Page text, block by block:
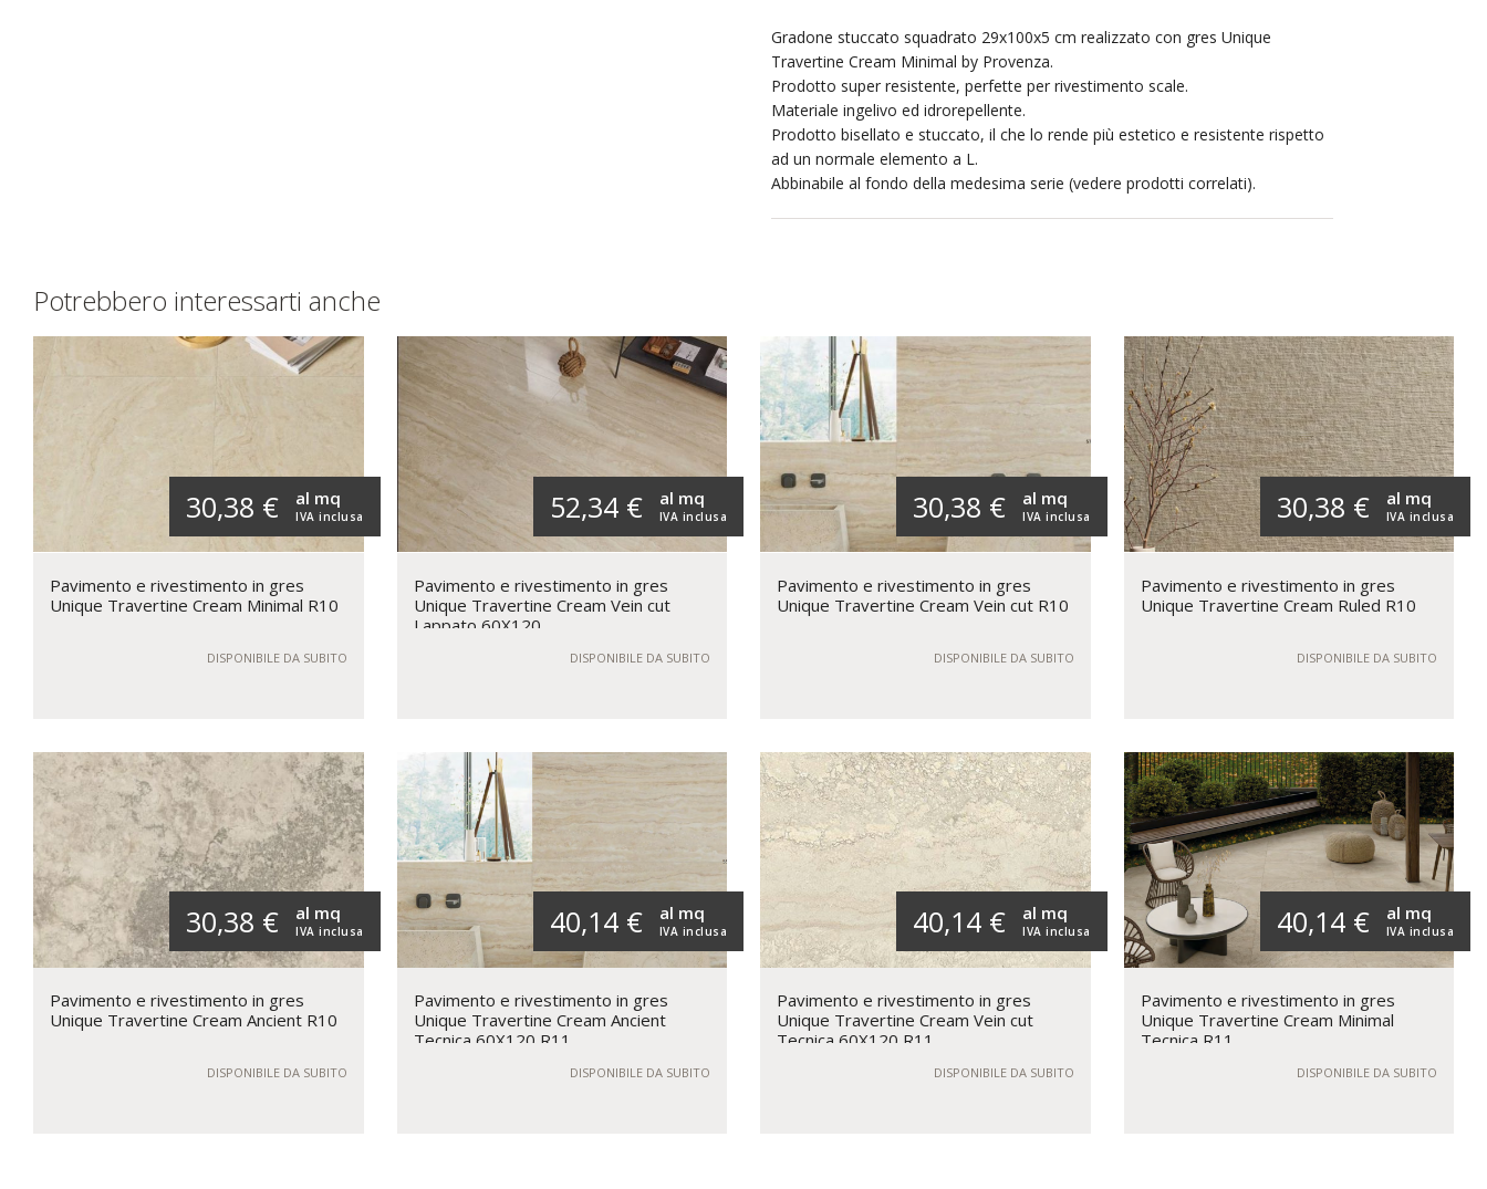
Gradone stuccato squadrato 29x100x5 cm realizzato con gres Unique
Travertine Cream Minimal by Provenza.
Prodotto super resistente, perfette per rivestimento scale.
Materiale ingelivo ed idrorepellente.
Prodotto bisellato e stuccato, il che lo rende più estetico e resistente rispetto
ad un normale elemento a L.
Abbinabile al fondo della medesima serie (vedere prodotti correlati).
Potrebbero interessarti anche
30,38 € IVA inclusa
al mq
Pavimento e rivestimento in gres
Unique Travertine Cream Minimal R10
DISPONIBILE DA SUBITO
52,34 € IVA inclusa
al mq
Pavimento e rivestimento in gres
Unique Travertine Cream Vein cut
Lappato 60X120
DISPONIBILE DA SUBITO
30,38 € IVA inclusa
al mq
Pavimento e rivestimento in gres
Unique Travertine Cream Vein cut R10
DISPONIBILE DA SUBITO
30,38 € IVA inclusa
al mq
Pavimento e rivestimento in gres
Unique Travertine Cream Ruled R10
DISPONIBILE DA SUBITO
30,38 € IVA inclusa
al mq
Pavimento e rivestimento in gres
Unique Travertine Cream Ancient R10
DISPONIBILE DA SUBITO
40,14 € IVA inclusa
al mq
Pavimento e rivestimento in gres
Unique Travertine Cream Ancient
Tecnica 60X120 R11
DISPONIBILE DA SUBITO
40,14 € IVA inclusa
al mq
Pavimento e rivestimento in gres
Unique Travertine Cream Vein cut
Tecnica 60X120 R11
DISPONIBILE DA SUBITO
40,14 € IVA inclusa
al mq
Pavimento e rivestimento in gres
Unique Travertine Cream Minimal
Tecnica R11
DISPONIBILE DA SUBITO